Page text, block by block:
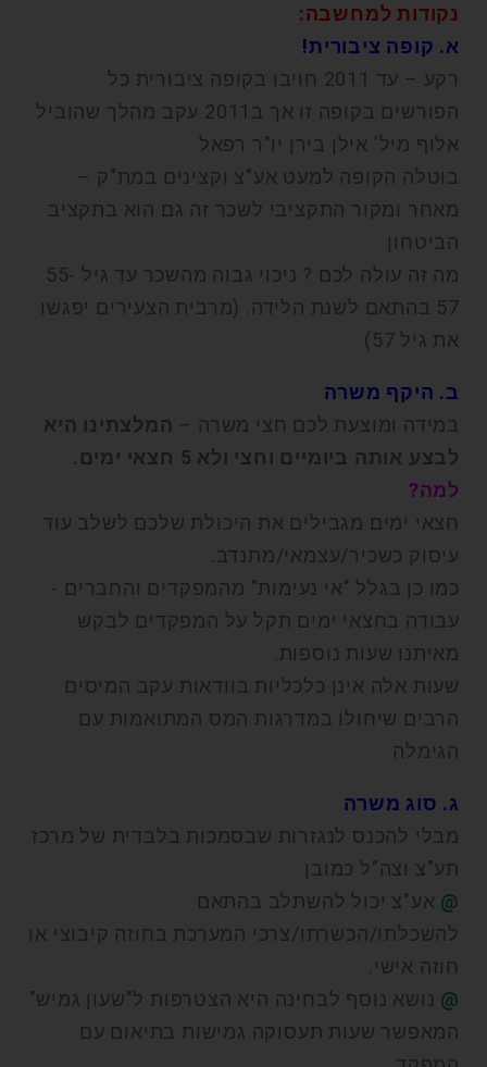
נקודות למחשבה:
א. קופה ציבורית!
רקע – עד 2011 חויבו בקופה ציבורית כל
הפורשים בקופה זו אך ב2011 עקב מהלך שהוביל
אלוף מיל' אילן בירן יו"ר רפאל
בוטלה הקופה למעט אע"צ וקצינים במת"ק –
מאחר ומקור התקציבי לשכר זה גם הוא בתקציב
הביטחון
מה זה עולה לכם ? ניכוי גבוה מהשכר עד גיל 55-
57 בהתאם לשנת הלידה. (מרבית הצעירים יפגשו
את גיל 57)
ב. היקף משרה
במידה ומוצעת לכם חצי משרה – המלצתינו היא
לבצע אותה ביומיים וחצי ולא 5 חצאי ימים.
למה?
חצאי ימים מגבילים את היכולת שלכם לשלב עוד
עיסוק כשכיר/עצמאי/מתנדב.
כמו כן בגלל "אי נעימות" מהמפקדים והחברים -
עבודה בחצאי ימים תקל על המפקדים לבקש
מאיתנו שעות נוספות.
שעות אלה אינן כלכליות בוודאות עקב המיסים
הרבים שיחולו במדרגות המס המתואמות עם
הגימלה.
ג. סוג משרה
מבלי להכנס לנגזרות שבסמכות בלבדית של מרכז
תע"צ וצה"ל כמובן
@ אע"צ יכול להשתלב בהתאם
להשכלתו/הכשרתו/צרכי המערכת בחוזה קיבוצי או
חוזה אישי.
@ נושא נוסף לבחינה היא הצטרפות ל"שעון גמיש"
המאפשר שעות תעסוקה גמישות בתיאום עם